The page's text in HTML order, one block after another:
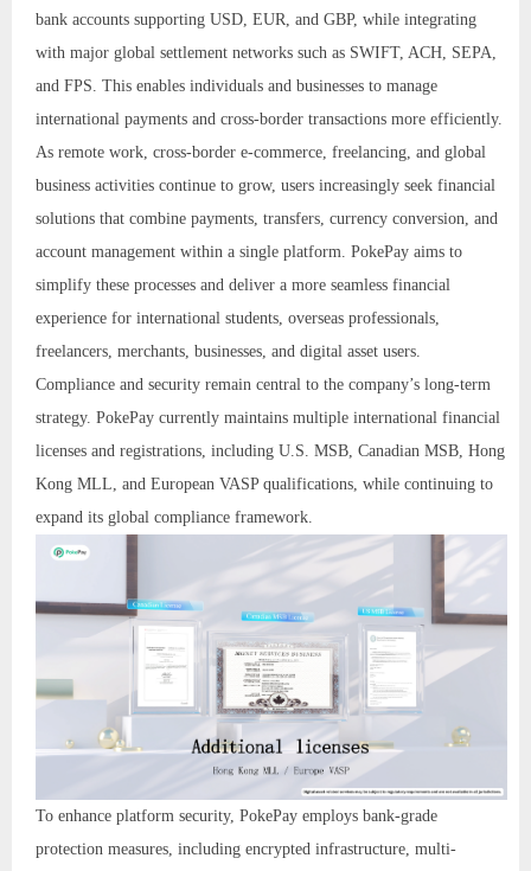
bank accounts supporting USD, EUR, and GBP, while integrating
with major global settlement networks such as SWIFT, ACH, SEPA,
and FPS. This enables individuals and businesses to manage
international payments and cross-border transactions more efficiently.
As remote work, cross-border e-commerce, freelancing, and global
business activities continue to grow, users increasingly seek financial
solutions that combine payments, transfers, currency conversion, and
account management within a single platform. PokePay aims to
simplify these processes and deliver a more seamless financial
experience for international students, overseas professionals,
freelancers, merchants, businesses, and digital asset users.
Compliance and security remain central to the company’s long-term
strategy. PokePay currently maintains multiple international financial
licenses and registrations, including U.S. MSB, Canadian MSB, Hong
Kong MLL, and European VASP qualifications, while continuing to
expand its global compliance framework.
To enhance platform security, PokePay employs bank-grade
protection measures, including encrypted infrastructure, multi-